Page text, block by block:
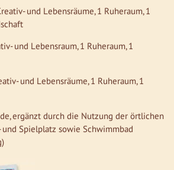
und Lebensräume, 1 Ruheraum, 1
und Lebensraum, 1 Ruheraum, 1
und Lebensräume, 1 Ruheraum, 1
ergänzt durch die Nutzung der örtlichen
Spielplatz sowie Schwimmbad